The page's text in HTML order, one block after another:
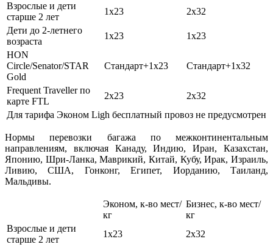
Взрослые и дети
старше 2 лет
1х23
2х32
Дети до 2-летнего
возраста
1х23
1х23
HON
Circle/Senator/STAR
Gold
Стандарт+1х23 Стандарт+1х32
Frequent Traveller по
карте FTL
2х23
2х32
Для тарифа Эконом Ligh бесплатный провоз не предусмотрен
Нормы перевозки багажа по межконтинентальным
направлениям, включая Канаду, Индию, Иран, Казахстан,
Японию, Шри-Ланка, Маврикий, Китай, Кубу, Ирак, Израиль,
Ливию, США, Гонконг, Египет, Иорданию, Таиланд,
Мальдивы.
Эконом, к-во мест/
кг
Бизнес, к-во мест/
кг
Взрослые и дети
старше 2 лет
1х23
2х32